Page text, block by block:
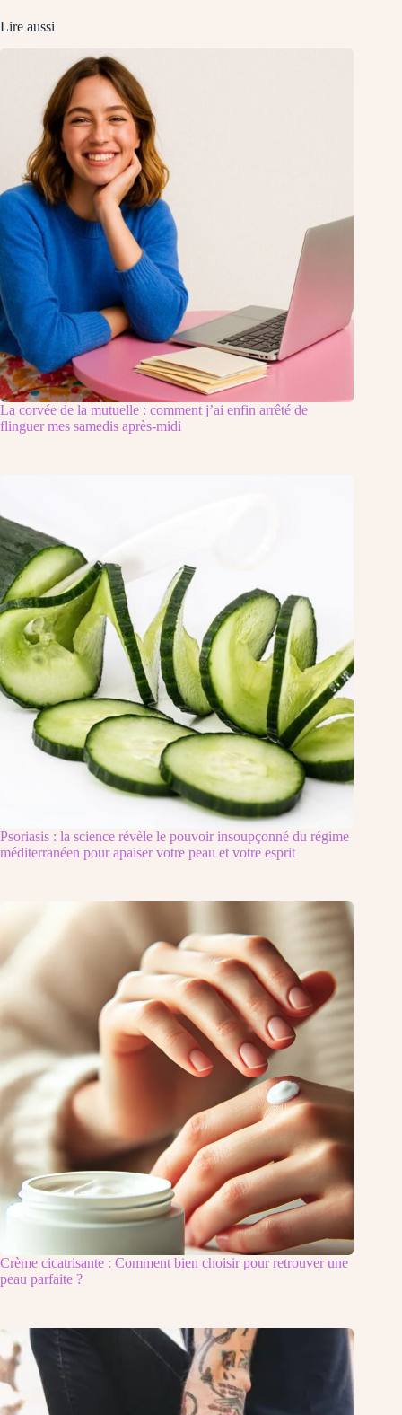
Lire aussi
La corvée de la mutuelle : comment j’ai enfin arrêté de
flinguer mes samedis après-midi
Psoriasis : la science révèle le pouvoir insoupçonné du régime
méditerranéen pour apaiser votre peau et votre esprit
Crème cicatrisante : Comment bien choisir pour retrouver une
peau parfaite ?